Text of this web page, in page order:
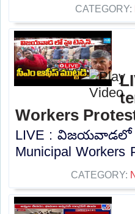
CATEGORY:
Workers
LIVE : విజయవాడలో హై
Municipal Workers
CATEGORY: